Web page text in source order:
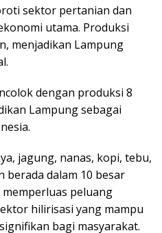
sektor pertanian dan
utama. Produksi
menjadikan Lampung
dengan produksi 8
Lampung sebagai
jagung, nanas, kopi, tebu,
berada dalam 10 besar
peluang
hilirisasi yang mampu
bagi masyarakat.